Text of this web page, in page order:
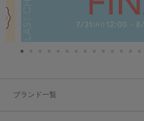
ブランド一覧